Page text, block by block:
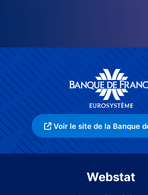
Voir le site de la Banque
Webstat